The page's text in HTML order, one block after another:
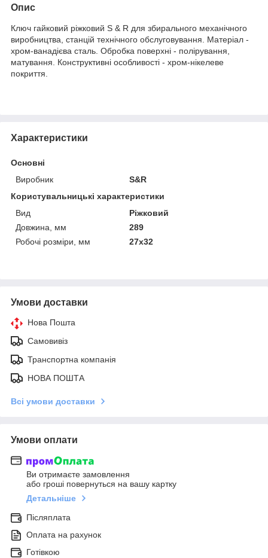
Опис
Ключ гайковий ріжковий S & R для збирального механічного
виробництва, станцій технічного обслуговування. Матеріал -
хром-ванадієва сталь. Обробка поверхні - полірування,
матування. Конструктивні особливості - хром-нікелеве
покриття.
Характеристики
Основні
Виробник
S&R
Користувальницькі характеристики
Вид
Ріжковий
Довжина, мм
289
Робочі розміри, мм
27х32
Умови доставки
Нова Пошта
Самовивіз
Транспортна компанія
НОВА ПОШТА
Всі умови доставки
Умови оплати
Ви отримаєте замовлення
або гроші повернуться на вашу картку
Детальніше
Післяплата
Оплата на рахунок
Готівкою